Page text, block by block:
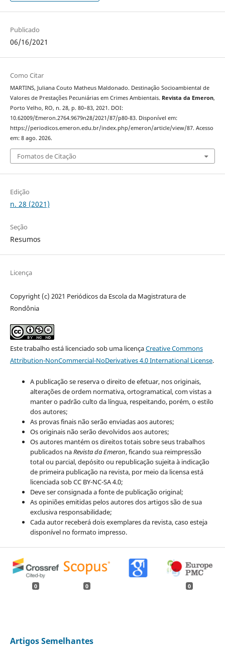
Publicado
06/16/2021
Como Citar
MARTINS, Juliana Couto Matheus Maldonado. Destinação Socioambiental de
Valores de Prestações Pecuniárias em Crimes Ambientais. Revista da Emeron,
Porto Velho, RO, n. 28, p. 80–83, 2021. DOI:
10.62009/Emeron.2764.9679n28/2021/87/p80-83. Disponível em:
https://periodicos.emeron.edu.br/index.php/emeron/article/view/87. Acesso
em: 8 ago. 2026.
Fomatos de Citação
Edição
n. 28 (2021)
Seção
Resumos
Licença
Copyright (c) 2021 Periódicos da Escola da Magistratura de
Rondônia
Este trabalho está licenciado sob uma licençaCreative Commons
Attribution-NonCommercial-NoDerivatives 4.0 International License.
A publicação se reserva o direito de efetuar, nos originais,
alterações de ordem normativa, ortogramatical, com vistas a
manter o padrão culto da língua, respeitando, porém, o estilo
dos autores;
As provas finais não serão enviadas aos autores;
Os originais não serão devolvidos aos autores;
Os autores mantém os direitos totais sobre seus trabalhos
publicados naRevista da Emeron, ficando sua reimpressão
total ou parcial, depósito ou republicação sujeita à indicação
de primeira publicação na revista, por meio da licensa está
licenciada sob CC BY-NC-SA 4.0;
Deve ser consignada a fonte de publicação original;
As opiniões emitidas pelos autores dos artigos são de sua
exclusiva responsabilidade;
Cada autor receberá dois exemplares da revista, caso esteja
disponível no formato impresso.
0 0 0
Artigos Semelhantes